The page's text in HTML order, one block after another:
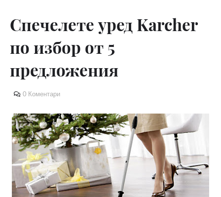
Спечелете уред Karcher
по избор от 5
предложения
0 Коментари